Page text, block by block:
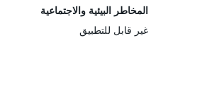
المخاطر البيئية والاجتماعية
غير قابل للتطبيق